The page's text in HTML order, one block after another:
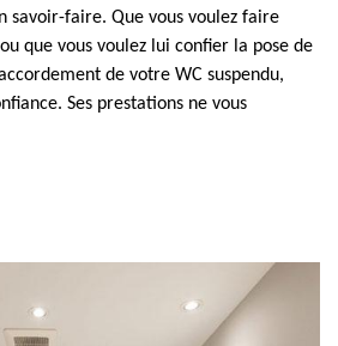
savoir-faire. Que vous voulez faire
que vous voulez lui confier la pose de
de votre WC suspendu,
Ses prestations ne vous